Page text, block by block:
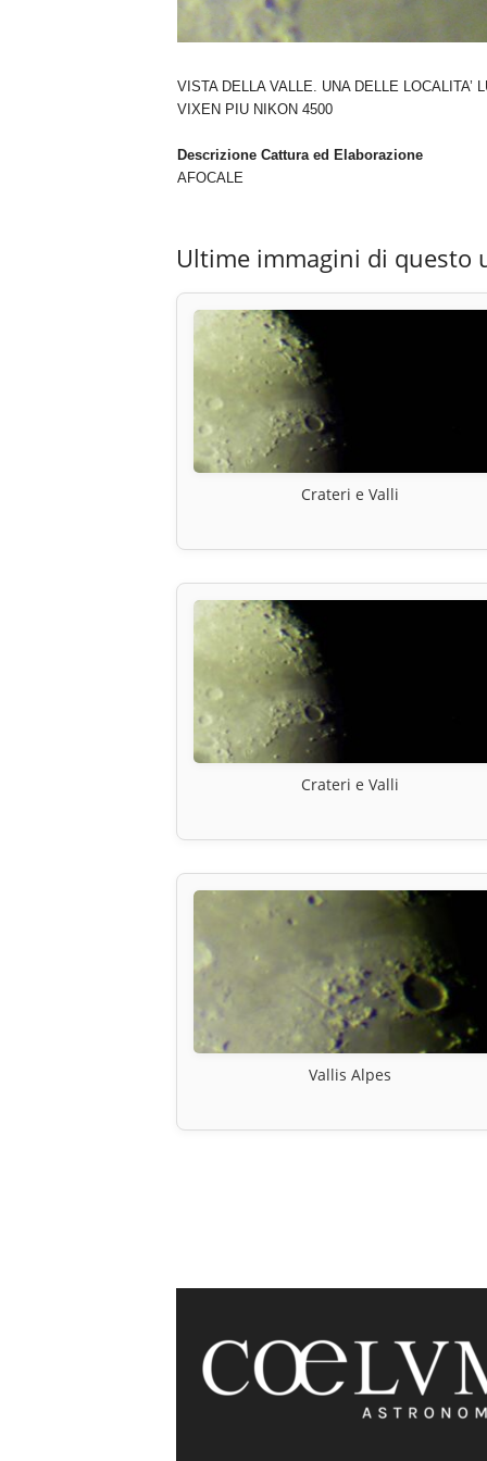
VISTA DELLA VALLE. UNA DELLE LOCALITA’
VIXEN PIU NIKON 4500
Descrizione Cattura ed Elaborazione
AFOCALE
Ultime immagini di questo
Crateri e Valli
Crateri e Valli
Vallis Alpes